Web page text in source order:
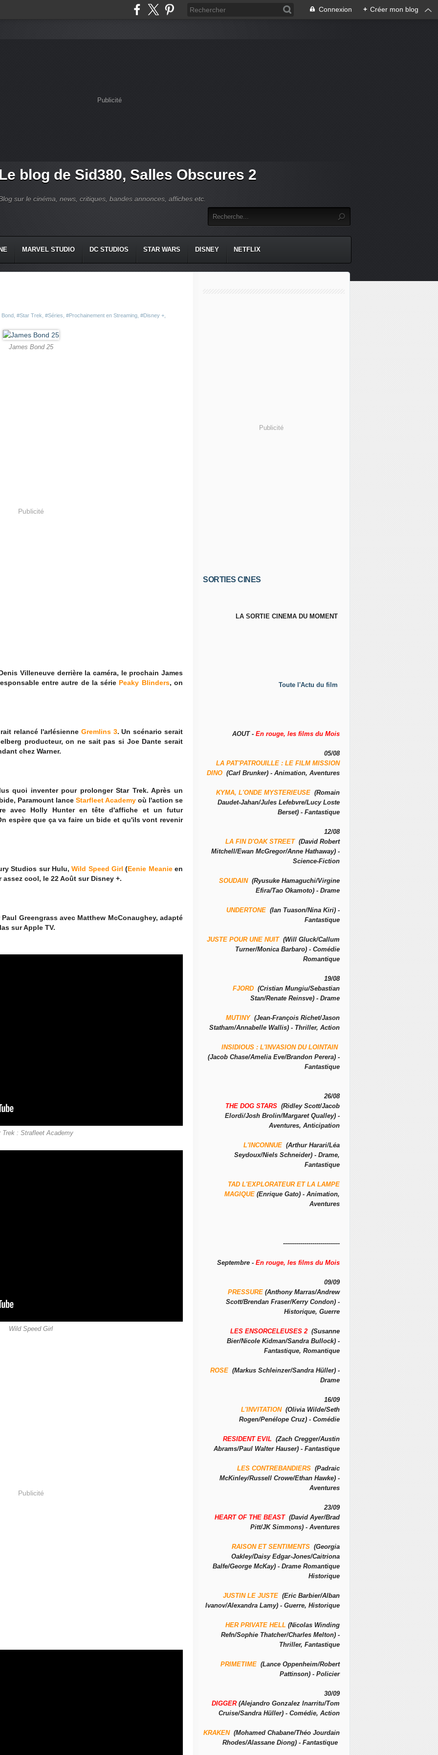
Connexion + Créer mon blog
Publicité
blog de Sid380, Salles Obscures 2
sur le cinéma, news, critiques, bandes annonces, affiches etc.
MARVEL STUDIO DC STUDIOS STAR WARS DISNEY NETFLIX
Bond #Star Trek #Séries #Prochainement en Streaming #Disney +
James Bond 25
Publicité
Villeneuve derrière la caméra, le prochain James
entre autre de la série Peaky Blinders, on
relancé l'arlésienne Gremlins 3. Un scénario serait
producteur, on ne sait pas si Joe Dante serait
chez Warner.
quoi inventer pour prolonger Star Trek. Après un
Paramount lance Starfleet Academyoù l'action se
avec Holly Hunter en tête d'affiche et un futur
espère que ça va faire un bide et qu'ils vont revenir
Studios sur Hulu,Wild Speed Girl (Eenie Meanieen
assez cool, le 22 Août sur Disney +.
Greengrass avec Matthew McConaughey, adapté
sur Apple TV.
Trek : Strafleet Academy
Wild Speed Girl
Publicité
Publicité
SORTIES CINES
LA SORTIE CINEMA DU MOMENT
Toute l'Actu du film
AOUT - En rouge, les films du Mois
05/08
LA PAT'PATROUILLE : LE FILM MISSION
DINO (Carl Brunker) - Animation, Aventures
KYMA, L'ONDE MYSTERIEUSE (Romain
Daudet-Jahan/Jules Lefebvre/Lucy Loste
Berset) - Fantastique
12/08
LA FIN D'OAK STREET(David Robert
Mitchell/Ewan McGregor/Anne Hathaway) -
Science-Fiction
SOUDAIN(Ryusuke Hamaguchi/Virgine
Efira/Tao Okamoto) - Drame
UNDERTONE (Ian Tuason/Nina Kiri) -
Fantastique
JUSTE POUR UNE NUIT(Will Gluck/Callum
Turner/Monica Barbaro) - Comédie
Romantique
19/08
FJORD (Cristian Mungiu/Sebastian
Stan/Renate Reinsve) - Drame
MUTINY(Jean-François Richet/Jason
Statham/Annabelle Wallis) - Thriller, Action
INSIDIOUS : L'INVASION DU LOINTAIN
(Jacob Chase/Amelia Eve/Brandon Perera) -
Fantastique
26/08
THE DOG STARS (Ridley Scott/Jacob
Elordi/Josh Brolin/Margaret Qualley) -
Aventures, Anticipation
L'INCONNUE (Arthur Harari/Léa
Seydoux/Niels Schneider) - Drame,
Fantastique
TAD L'EXPLORATEUR ET LA LAMPE
MAGIQUE (Enrique Gato) - Animation,
Aventures
-----------------------------
Septembre - En rouge, les films du Mois
09/09
PRESSURE (Anthony Marras/Andrew
Scott/Brendan Fraser/Kerry Condon) -
Historique, Guerre
LES ENSORCELEUSES 2 (Susanne
Bier/Nicole Kidman/Sandra Bullock) -
Fantastique, Romantique
ROSE (Markus Schleinzer/Sandra Hüller) -
Drame
16/09
L'INVITATION (Olivia Wilde/Seth
Rogen/Penélope Cruz) - Comédie
RESIDENT EVIL (Zach Cregger/Austin
Abrams/Paul Walter Hauser) - Fantastique
LES CONTREBANDIERS (Padraic
McKinley/Russell Crowe/Ethan Hawke) -
Aventures
23/09
HEART OF THE BEAST(David Ayer/Brad
Pitt/JK Simmons) - Aventures
RAISON ET SENTIMENTS (Georgia
Oakley/Daisy Edgar-Jones/Caitriona
Balfe/George McKay) - Drame Romantique
Historique
JUSTIN LE JUSTE (Eric Barbier/Alban
Ivanov/Alexandra Lamy) - Guerre, Historique
HER PRIVATE HELL (Nicolas Winding
Refn/Sophie Thatcher/Charles Melton) -
Thriller, Fantastique
PRIMETIME (Lance Oppenheim/Robert
Pattinson) - Policier
30/09
DIGGER (Alejandro Gonzalez Inarritu/Tom
Cruise/Sandra Hüller) - Comédie, Action
KRAKEN(Mohamed Chabane/Théo Jourdain
Rhodes/Alassane Diong) - Fantastique